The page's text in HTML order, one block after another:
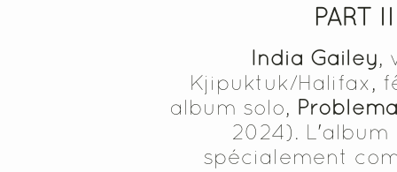
PART
India Gailey,
Kjipuktuk/Halifax,
album solo,
2024).
spécialement